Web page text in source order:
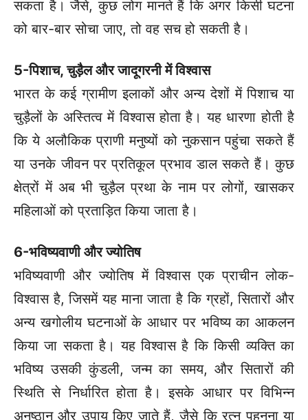
सकता है। जैसे, कुछ लोग मानते हैं कि अगर किसी घटना
को बार-बार सोचा जाए, तो वह सच हो सकती है।
5-पिशाच,चुड़ैल और जादूगरनी में विश्वास
भारत के कई ग्रामीण इलाकों और अन्य देशों में पिशाच या
चुड़ैलों के अस्तित्व में विश्वास होता है। यह धारणा होती है
कि ये अलौकिक प्राणी मनुष्यों को नुकसान पहुंचा सकते हैं
या उनके जीवन पर प्रतिकूल प्रभाव डाल सकते हैं। कुछ
क्षेत्रों में अब भी चुड़ैल प्रथा के नाम पर लोगों, खासकर
महिलाओं को प्रताड़ित किया जाता है।
6-भविष्यवाणी और ज्योतिष
भविष्यवाणी और ज्योतिष में विश्वास एक प्राचीन लोक-
विश्वास है, जिसमें यह माना जाता है कि ग्रहों, सितारों और
अन्य खगोलीय घटनाओं के आधार पर भविष्य का आकलन
किया जा सकता है। यह विश्वास है कि किसी व्यक्ति का
भविष्य उसकी कुंडली, जन्म का समय, और सितारों की
स्थिति से निर्धारित होता है। इसके आधार पर विभिन्न
अनुष्ठान और उपाय किए जाते हैं, जैसे कि रत्न पहनना या